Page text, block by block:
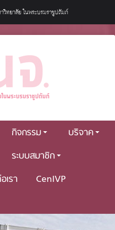
กิจกรรม
บริจาค
ระบบสมาชิก
เรา
CenIVP
ทยาลัย ในพระบรมราชูปถัมภ์